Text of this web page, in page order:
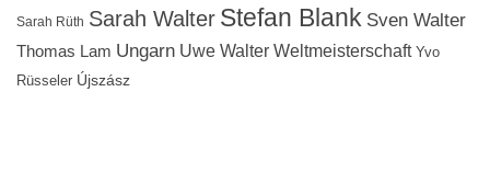
Sarah Rüth Sarah Walter Stefan Blank Sven Walter
Thomas Lam Ungarn Uwe Walter Weltmeisterschaft Yvo
Rüsseler Újszász